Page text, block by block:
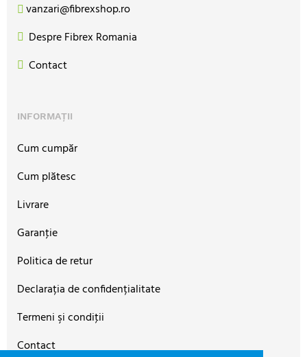
vanzari@fibrexshop.ro
Despre Fibrex Romania
Contact
INFORMAȚII
Cum cumpăr
Cum plătesc
Livrare
Garanţie
Politica de retur
Declarația de confidențialitate
Termeni şi condiţii
Contact